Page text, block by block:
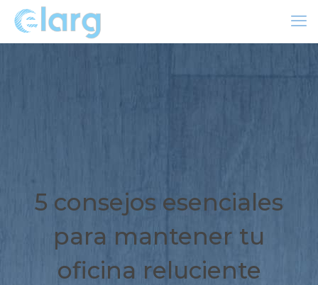
5 consejos esenciales
para mantener tu
oficina reluciente